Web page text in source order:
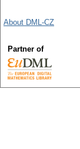
About DML-CZ
Partner of